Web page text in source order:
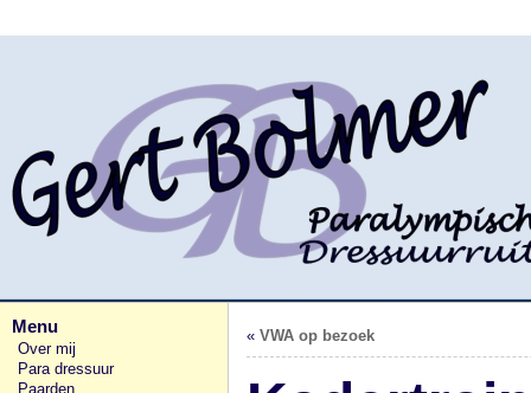
Menu
Over mij
Para dressuur
Paarden
« VWA op bezoek